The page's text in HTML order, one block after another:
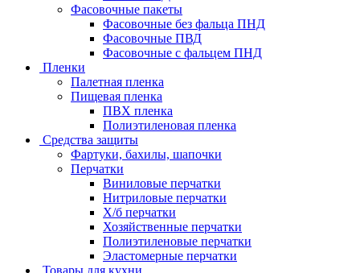
Фасовочные пакеты
Фасовочные без фальца ПНД
Фасовочные ПВД
Фасовочные с фальцем ПНД
Пленки
Палетная пленка
Пищевая пленка
ПВХ пленка
Полиэтиленовая пленка
Средства защиты
Фартуки, бахилы, шапочки
Перчатки
Виниловые перчатки
Нитриловые перчатки
Х/б перчатки
Хозяйственные перчатки
Полиэтиленовые перчатки
Эластомерные перчатки
Товары для кухни